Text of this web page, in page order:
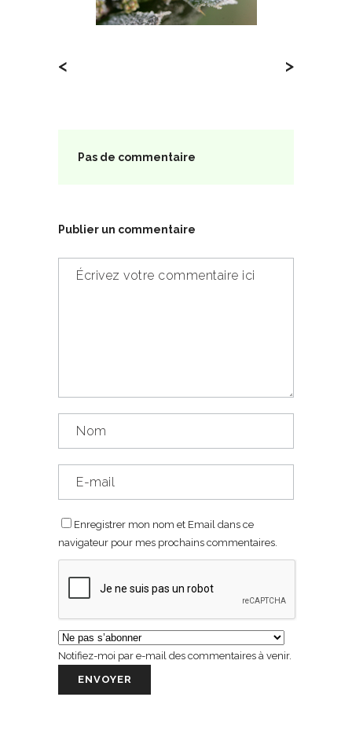
< >
Pas de commentaire
Publier un commentaire
Enregistrer mon nom et Email dans ce
navigateur pour mes prochains commentaires.
Notifiez-moi par e-mail des commentaires à venir.